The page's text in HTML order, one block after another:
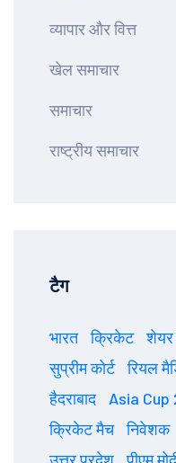
व्यापार और वित्त
खेल समाचार
समाचार
राष्ट्रीय समाचार
टैग
भारत क्रिकेट शेयर
सुप्रीम कोर्ट
रियल
हैदराबाद
Asia Cup
क्रिकेट मैच
निवेशक
उत्तर प्रदेश
पीएम